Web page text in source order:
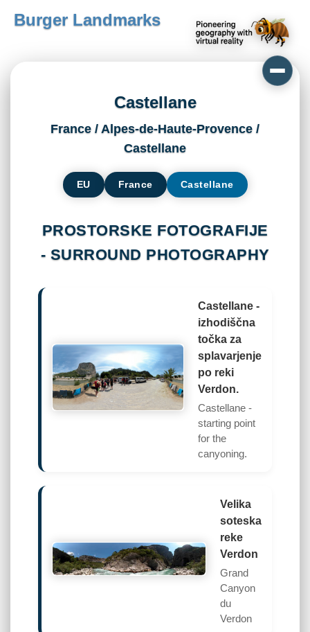
Burger Landmarks
Castellane
France / Alpes-de-Haute-Provence /
Castellane
EU France Castellane
PROSTORSKE FOTOGRAFIJE
- SURROUND PHOTOGRAPHY
Castellane -
izhodiščna
točka za
splavarjenje
po reki
Verdon.
Castellane -
starting point
for the
canyoning.
Velika
soteska
reke
Verdon
Grand
Canyon
du
Verdon